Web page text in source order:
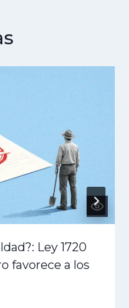
Ley 1720
favorece a los